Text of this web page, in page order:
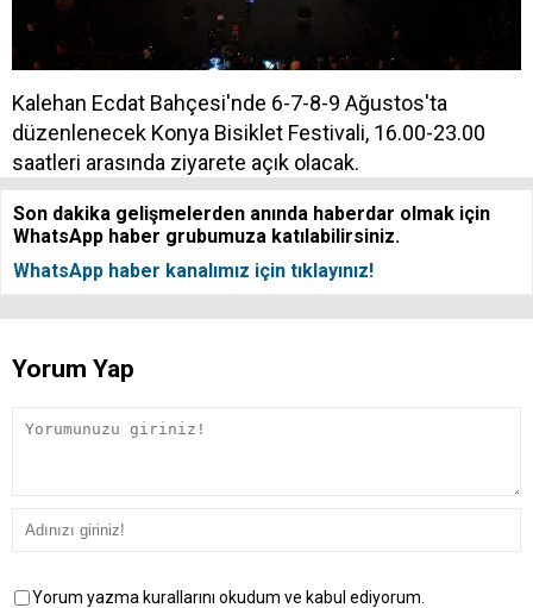
Kalehan Ecdat Bahçesi'nde 6-7-8-9 Ağustos'ta
düzenlenecek Konya Bisiklet Festivali, 16.00-23.00
saatleri arasında ziyarete açık olacak.
Son dakika gelişmelerden anında haberdar olmak için
WhatsApp haber grubumuza katılabilirsiniz.
WhatsApp haber kanalımız için tıklayınız!
Yorum Yap
Yorum yazma kurallarını okudum ve kabul ediyorum.